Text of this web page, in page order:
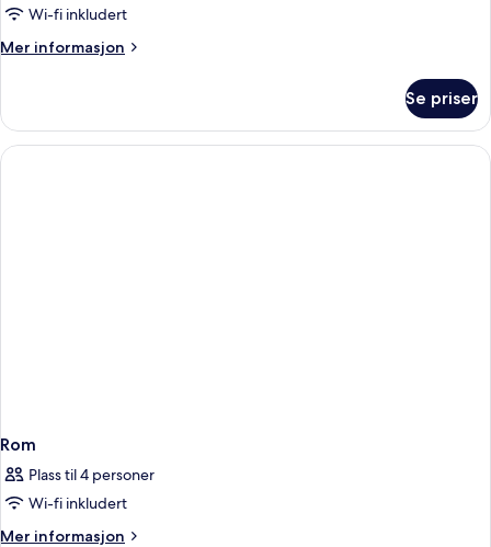
Wi-fi inkludert
Mer informasjon
Mer
balkong,
sjøutsikt
Se priser
Rom
Plass til 4 personer
Wi-fi inkludert
Mer informasjon
Mer